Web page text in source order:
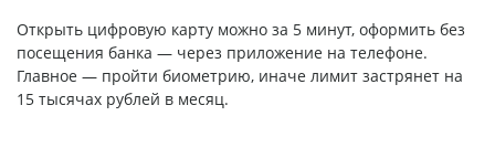
Открыть цифровую карту можно за 5 минут, оформить без
посещения банка — через приложение на телефоне.
Главное — пройти биометрию, иначе лимит застрянет на
15 тысячах рублей в месяц.